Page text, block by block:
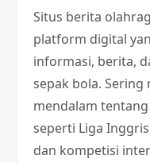
Situs berita
platform digital
informasi, berita,
sepak bola.
mendalam
seperti Liga
dan kompetisi